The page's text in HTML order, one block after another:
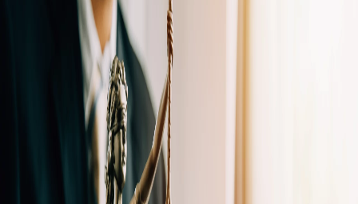
Atendimento (21) 2574 8888
Conclua sua Matrícula
INSCREVA-SE
ÁREA DO ALUNO